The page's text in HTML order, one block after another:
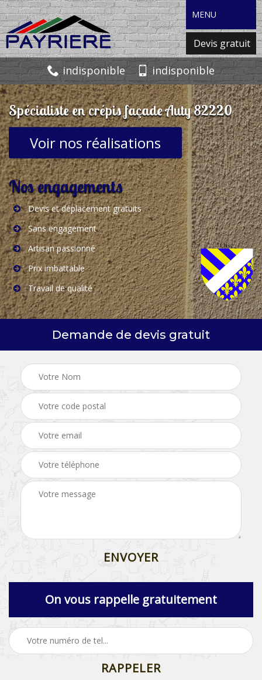
MENU
Devis gratuit
indisponible indisponible
Spécialiste en crépis façade Auty 82220
Voir nos réalisations
Nos engagements
Devis et déplacement gratuits
Sans engagement
Artisan passionné
Prix imbattable
Travail de qualité
Demande de devis gratuit
On vous rappelle gratuitement